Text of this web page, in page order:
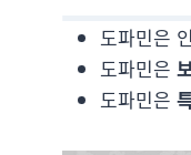
도파민은
도파민은
도파민은